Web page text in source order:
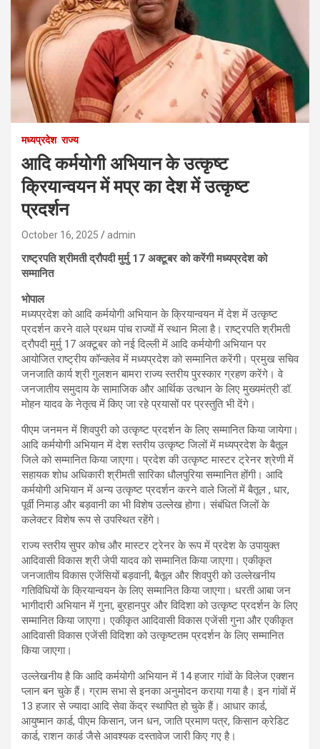
मध्यप्रदेश राज्य
आदि कर्मयोगी अभियान के उत्कृष्ट
क्रियान्वयन में मप्र का देश में उत्कृष्ट
प्रदर्शन
October 16, 2025 admin
राष्ट्रपति श्रीमती द्रौपदी मुर्मु 17 अक्टूबर को करेंगी मध्यप्रदेश को
सम्मानित
भोपाल
मध्यप्रदेश को आदि कर्मयोगी अभियान के क्रियान्वयन में देश में उत्कृष्ट
प्रदर्शन करने वाले प्रथम पांच राज्यों में स्थान मिला है। राष्ट्रपति श्रीमती
द्रौपदी मुर्मु 17 अक्टूबर को नई दिल्ली में आदि कर्मयोगी अभियान पर
आयोजित राष्ट्रीय कॉन्क्लेव में मध्यप्रदेश को सम्मानित करेंगी। प्रमुख सचिव
जनजाति कार्य श्री गुलशन बामरा राज्य स्तरीय पुरस्कार ग्रहण करेंगे। वे
जनजातीय समुदाय के सामाजिक और आर्थिक उत्थान के लिए मुख्यमंत्री डॉ.
मोहन यादव के नेतृत्व में किए जा रहे प्रयासों पर प्रस्तुति भी देंगे।
पीएम जनमन में शिवपुरी को उत्कृष्ट प्रदर्शन के लिए सम्मानित किया जायेगा।
आदि कर्मयोगी अभियान में देश स्तरीय उत्कृष्ट जिलों में मध्यप्रदेश के बैतूल
जिले को सम्मानित किया जाएगा। प्रदेश की उत्कृष्ट मास्टर ट्रेनर श्रेणी में
सहायक शोध अधिकारी श्रीमती सारिका धौलपुरिया सम्मानित होंगी। आदि
कर्मयोगी अभियान में अन्य उत्कृष्ट प्रदर्शन करने वाले जिलों में बैतूल , धार,
पूर्वी निमाड़ और बड़वानी का भी विशेष उल्लेख होगा। संबंधित जिलों के
कलेक्टर विशेष रूप से उपस्थित रहेंगे।
राज्य स्तरीय सुपर कोच और मास्टर ट्रेनर के रूप में प्रदेश के उपायुक्त
आदिवासी विकास श्री जेपी यादव को सम्मानित किया जाएगा। एकीकृत
जनजातीय विकास एजेंसियों बड़वानी, बैतूल और शिवपुरी को उल्लेखनीय
गतिविधियों के क्रियान्वयन के लिए सम्मानित किया जाएगा। धरती आबा जन
भागीदारी अभियान में गुना, बुरहानपुर और विदिशा को उत्कृष्ट प्रदर्शन के लिए
सम्मानित किया जाएगा। एकीकृत आदिवासी विकास एजेंसी गुना और एकीकृत
आदिवासी विकास एजेंसी विदिशा को उत्कृष्टतम प्रदर्शन के लिए सम्मानित
किया जाएगा।
उल्लेखनीय है कि आदि कर्मयोगी अभियान में 14 हजार गांवों के विलेज एक्शन
प्लान बन चुके हैं। ग्राम सभा से इनका अनुमोदन कराया गया है। इन गांवों में
13 हजार से ज्यादा आदि सेवा केंद्र स्थापित हो चुके हैं। आधार कार्ड,
आयुष्मान कार्ड, पीएम किसान, जन धन, जाति प्रमाण पत्र, किसान क्रेडिट
कार्ड, राशन कार्ड जैसे आवश्यक दस्तावेज जारी किए गए है।